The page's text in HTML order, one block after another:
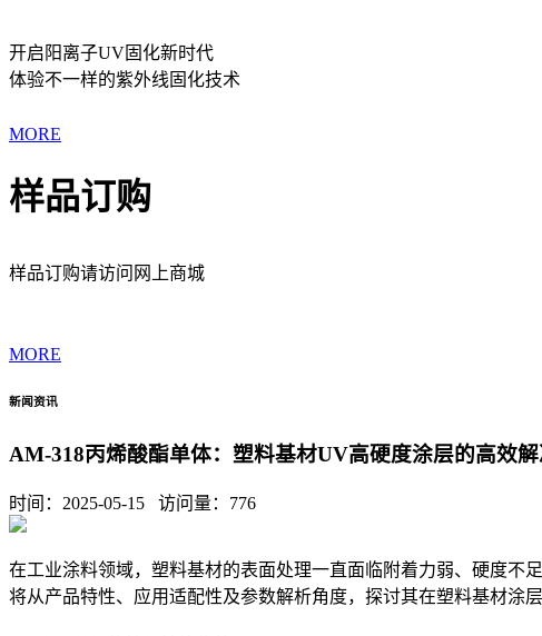
开启阳离子UV固化新时代
体验不一样的紫外线固化技术
MORE
样品订购
样品订购请访问网上商城
MORE
新闻资讯
AM-318丙烯酸酯单体：塑料基材UV高硬度涂层的高效
时间：2025-05-15 访问量： 776
在工业涂料领域，塑料基材的表面处理一直面临附着力弱、硬度不足
将从产品特性、应用适配性及参数解析角度，探讨其在塑料基材涂层